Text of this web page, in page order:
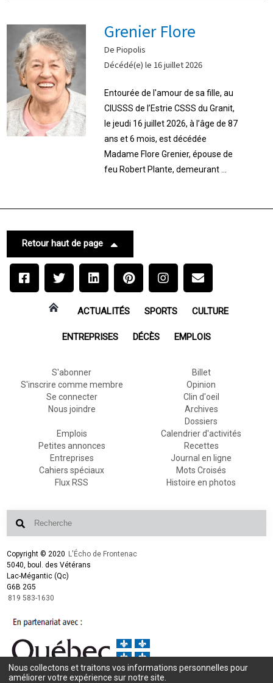
Grenier Flore
De Piopolis
Décédé(e) le 16 juillet 2026
Entourée de l'amour de sa fille, au
CIUSSS de l’Estrie CSSS du Granit,
le jeudi 16 juillet 2026, à l’âge de 87
ans et 6 mois, est décédée
Madame Flore Grenier, épouse de
feu Robert Plante, demeurant ...
Retour haut de page
ACTUALITÉS SPORTS CULTURE
ENTREPRISES DÉCÈS EMPLOIS
S'abonner
S'inscrire comme membre
Se connecter
Nous joindre
Billet
Opinion
Clin d'oeil
Archives
Dossiers
Emplois
Petites annonces
Entreprises
Cahiers spéciaux
Flux RSS
Calendrier d'activités
Recettes
Journal en ligne
Mots Croisés
Histoire en photos
Copyright © 2020 L'Écho de Frontenac
5040, boul. des Vétérans
Lac-Mégantic (Qc)
G6B 2G5
819 583-1630
Conception et design :L'Écho de Frontenac
Nous collectons et traitons vos informations personnelles pour
améliorer votre expérience sur notre site.